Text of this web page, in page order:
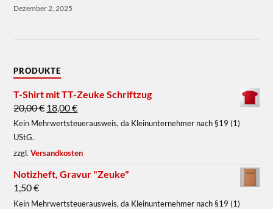
Dezember 2, 2025
PRODUKTE
T-Shirt mit TT-Zeuke Schriftzug
20,00€18,00€
Kein Mehrwertsteuerausweis, da Kleinunternehmer nach §19 (1)
UStG.
zzgl.Versandkosten
Notizheft, Gravur "Zeuke"
1,50€
Kein Mehrwertsteuerausweis, da Kleinunternehmer nach §19 (1)